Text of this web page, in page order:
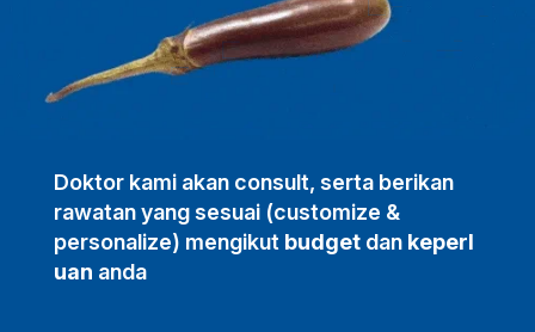
Doktor kami akan consult, serta berikan
rawatan yang sesuai (customize &
personalize) mengikut budget dan keperl
uan anda